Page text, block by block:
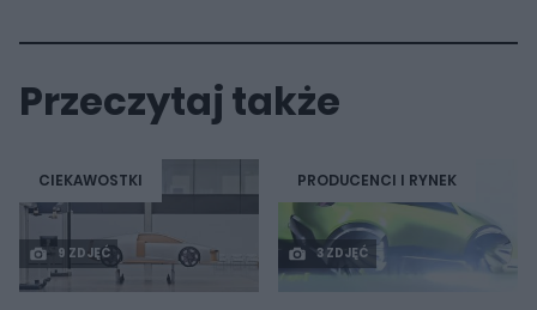
Przeczytaj także
CIEKAWOSTKI
9 ZDJĘĆ
PRODUCENCI I RYNEK
3 ZDJĘĆ